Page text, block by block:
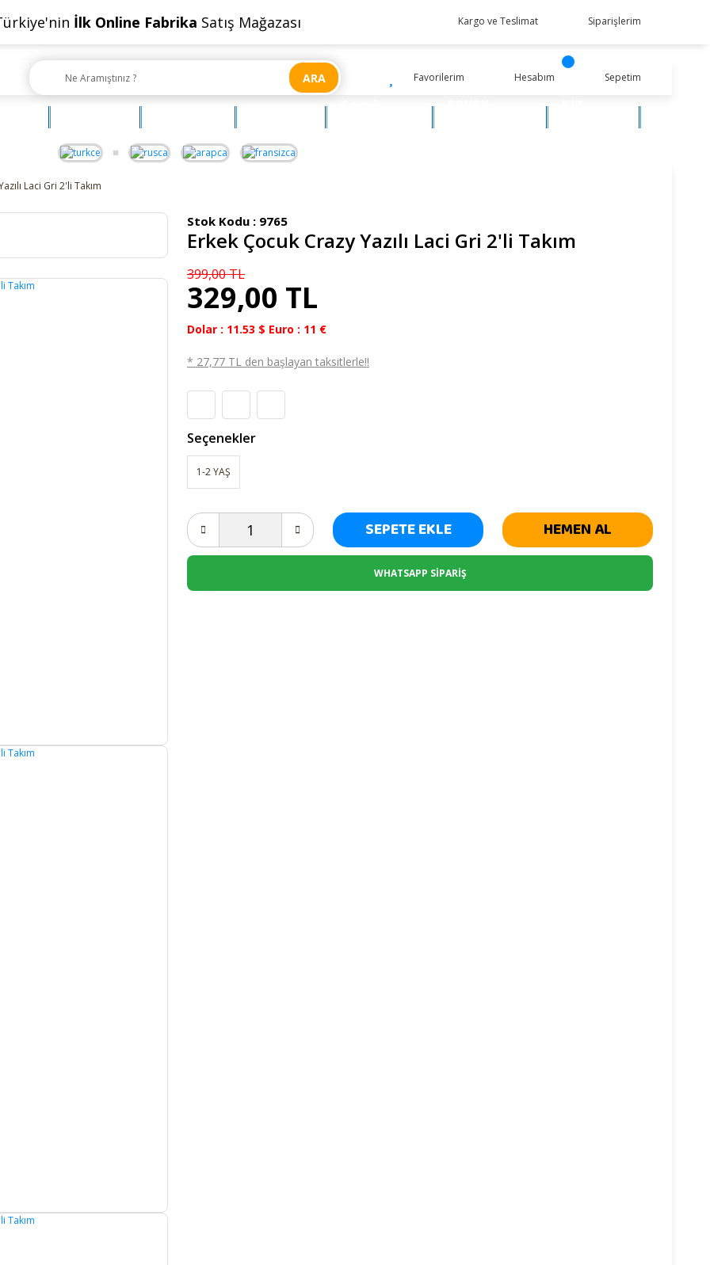
İlk Online Fabrika Satış Mağazası Kargo ve Teslimat Siparişlerim
ARA Favorilerim Hesabım Sepetim
Laci Gri 2'li Takım
Stok Kodu : 9765
Erkek Çocuk Crazy Yazılı Laci Gri 2'li Takım
399,00 TL
329,00 TL
Dolar : 11.53 $ Euro : 11 €
* 27,77 TL den başlayan taksitlerle!!
Seçenekler
1-2 YAŞ
SEPETE EKLE HEMEN AL
WHATSAPP SİPARİŞ